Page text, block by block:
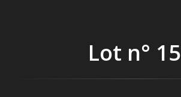
Lot n° 15